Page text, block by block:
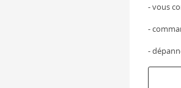
- vous
-
-